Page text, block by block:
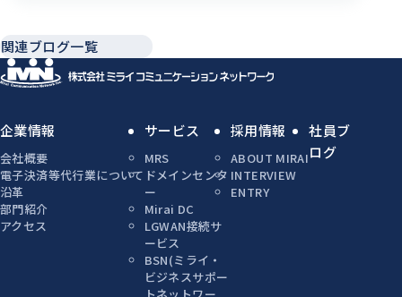
関連ブログ一覧
企業情報
会社概要
電子決済等代行業について
沿革
部門紹介
アクセス
サービス
MRS
ドメインセンタ
ー
Mirai DC
LGWAN接続サ
ービス
BSN(ミライ・
ビジネスサポー
採用情報
ABOUT MIRAI
INTERVIEW
ENTRY
社員ブ
ログ